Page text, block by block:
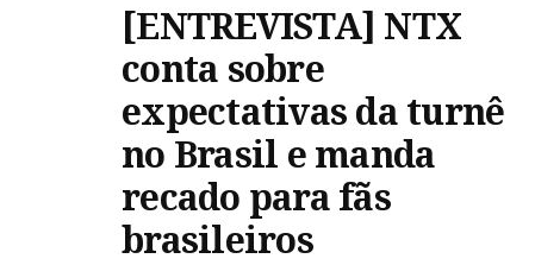
[ENTREVISTA] NTX
conta sobre
expectativas da turnê
no Brasil e manda
recado para fãs
brasileiros